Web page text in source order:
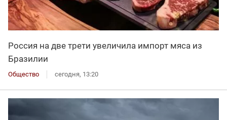
Россия на две трети увеличила импорт мяса из
Бразилии
Общество сегодня, 13:20